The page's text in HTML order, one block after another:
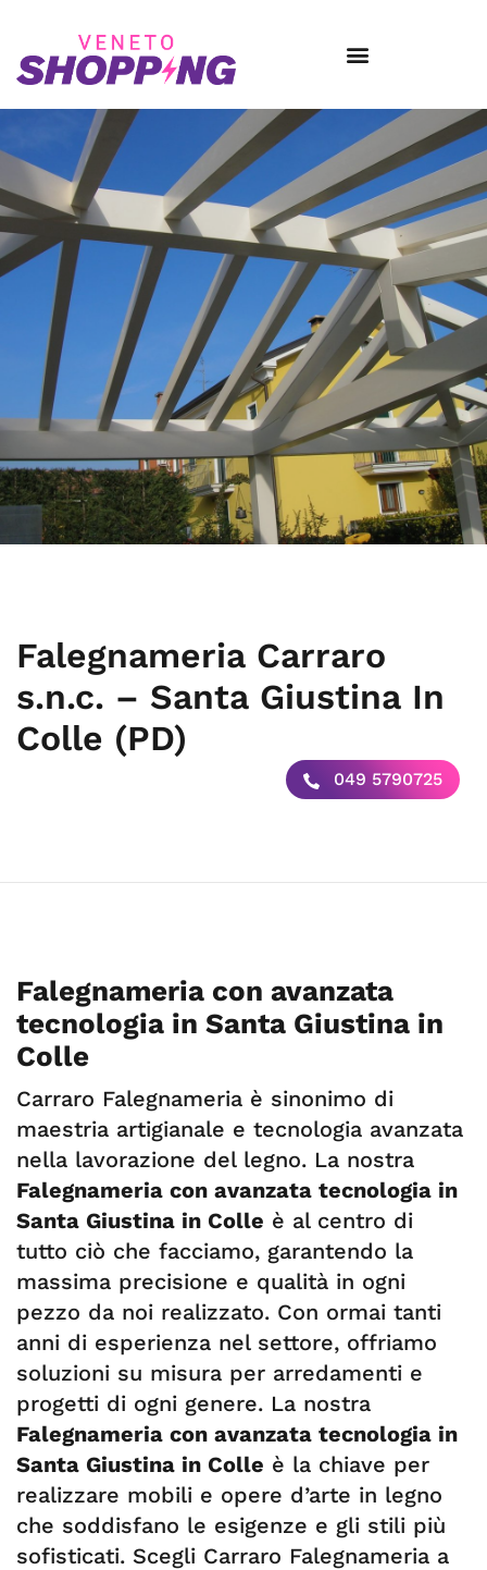
Falegnameria Carraro
s.n.c. – Santa Giustina In
Colle (PD)
049 5790725
Falegnameria con avanzata
tecnologia in Santa Giustina in
Colle
Carraro Falegnameria è sinonimo di
maestria artigianale e tecnologia avanzata
nella lavorazione del legno. La nostra
Falegnameria con avanzata tecnologia in
Santa Giustina in Colle è al centro di
tutto ciò che facciamo, garantendo la
massima precisione e qualità in ogni
pezzo da noi realizzato. Con ormai tanti
anni di esperienza nel settore, offriamo
soluzioni su misura per arredamenti e
progetti di ogni genere. La nostra
Falegnameria con avanzata tecnologia in
Santa Giustina in Colle è la chiave per
realizzare mobili e opere d’arte in legno
che soddisfano le esigenze e gli stili più
sofisticati. Scegli Carraro Falegnameria a